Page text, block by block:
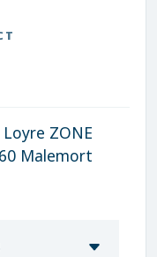
ZONE
Malemort